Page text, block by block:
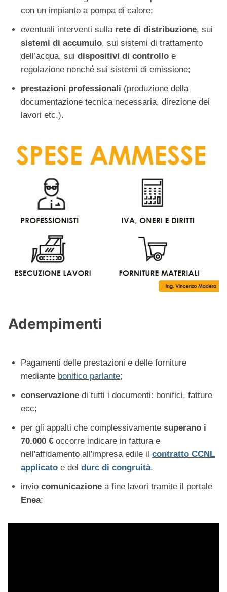
con un impianto a pompa di calore;
eventuali interventi sulla rete di distribuzione, sui
sistemi di accumulo, sui sistemi di trattamento
dell’acqua, sui dispositivi di controllo e
regolazione nonché sui sistemi di emissione;
prestazioni professionali (produzione della
documentazione tecnica necessaria, direzione dei
lavori etc.).
Adempimenti
Pagamenti delle prestazioni e delle forniture
mediante bonifico parlante;
conservazione di tutti i documenti: bonifici, fatture
ecc;
per gli appalti che complessivamente superano i
70.000 € occorre indicare in fattura e
nell'affidamento all'impresa edile il contratto CCNL
applicato e del durc di congruità.
invio comunicazione a fine lavori tramite il portale
Enea;